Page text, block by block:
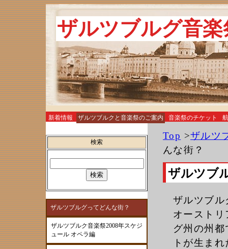
ザルツブルグ音
新着情報 ザルツブルクと音楽祭のご案内 音楽祭のチケット
Top >ザルツ
んな街？
ザルツブ
ザルツブル
オースト
グ州の州
トが生ま
検索
ザルツブルグってどんな街？
ザルツブルク音楽祭2008年スケジ
ュール オペラ編